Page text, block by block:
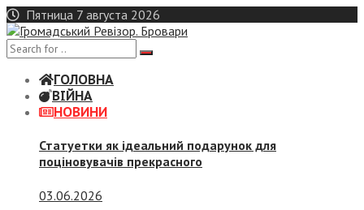
Skip
to
content
Пятница 7 августа 2026
ГОЛОВНА
ВІЙНА
НОВИНИ
Статуетки як ідеальний подарунок для
поціновувачів прекрасного
03.06.2026